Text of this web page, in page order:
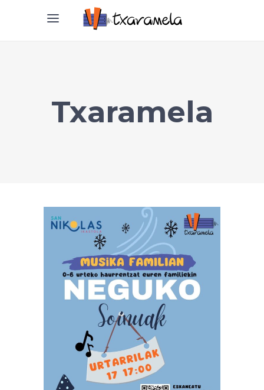
Txaramela